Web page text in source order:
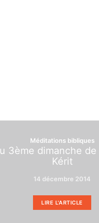
Méditations bibliques
3ème dimanche de
Kérit
14 décembre 2014
LIRE L'ARTICLE